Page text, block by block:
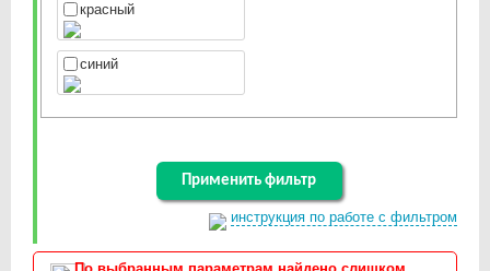
красный
синий
инструкция по работе с фильтром